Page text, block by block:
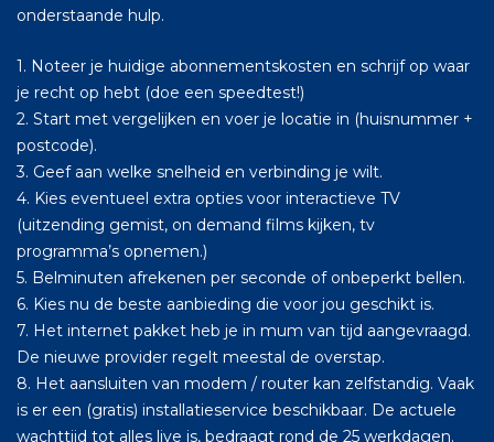
onderstaande hulp.
1. Noteer je huidige abonnementskosten en schrijf op waar
je recht op hebt (doe een speedtest!)
2. Start met vergelijken en voer je locatie in (huisnummer +
postcode).
3. Geef aan welke snelheid en verbinding je wilt.
4. Kies eventueel extra opties voor interactieve TV
(uitzending gemist, on demand films kijken, tv
programma’s opnemen.)
5. Belminuten afrekenen per seconde of onbeperkt bellen.
6. Kies nu de beste aanbieding die voor jou geschikt is.
7. Het internet pakket heb je in mum van tijd aangevraagd.
De nieuwe provider regelt meestal de overstap.
8. Het aansluiten van modem / router kan zelfstandig. Vaak
is er een (gratis) installatieservice beschikbaar. De actuele
wachttijd tot alles live is, bedraagt rond de 25 werkdagen.